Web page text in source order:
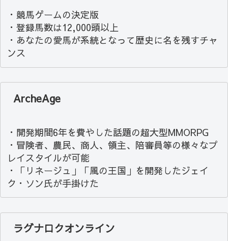
・競馬ゲームの決定版
・登録馬数は12,000頭以上
・あなたの愛馬が系統となって歴史に名を残すチャ
ンス
ArcheAge
・開発期間6年を費やした話題の超大型MMORPG
・冒険者、農民、商人、領主、陪審員等の様々なプ
レイスタイルが可能
・「リネージュ」「風の王国」を開発したジェイ
ク・ソン氏が手掛けた
ラグナロクオンライン